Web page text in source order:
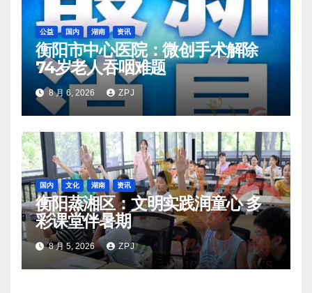
公益 国内 湖南 资讯
衡阳市中心医院：微创手术解除
74岁老人吞咽难题
8 月 6, 2026 ZPJ
国内 文化 湖南 资讯
衡阳蒸湘区：文明实践润童心 多
彩课堂伴暑期
8 月 5, 2026 ZPJ